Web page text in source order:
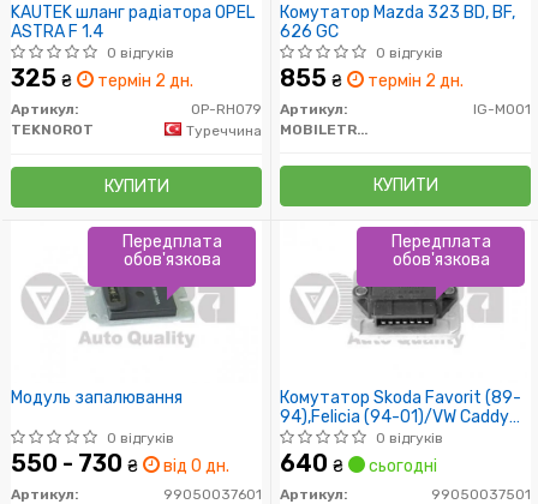
KAUTEK шланг радіатора OPEL
ASTRA F 1.4
0 відгуків
325 ₴ термін 2 дн.
Артикул:
OP-RH079
TEKNOROT
Туреччина
КУПИТИ
Комутатор Mazda 323 BD, BF,
626 GC
0 відгуків
855 ₴ термін 2 дн.
Артикул:
IG-M001
MOBILETRON
КУПИТИ
Модуль запалювання
0 відгуків
550 - 730 ₴ від 0 дн.
Артикул:
99050037601
Передплата
обов'язкова
Комутатор Skoda Favorit (89-
94),Felicia (94-01)/VW Caddy
(96-00) (99050037501)
0 відгуків
640 ₴ сьогодні
Артикул:
99050037501
Передплата
обов'язкова